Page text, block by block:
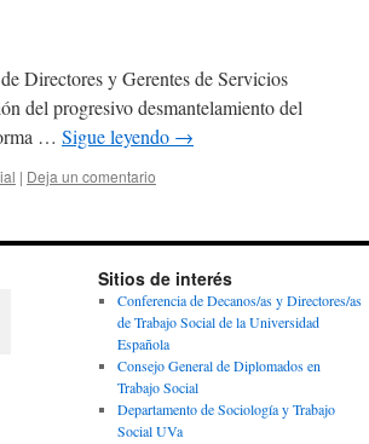
Directores y Gerentes de Servicios
del progresivo desmantelamiento del
… Sigue leyendo →
| Deja un comentario
Sitios de interés
Conferencia de Decanos/as y Directores/as
de Trabajo Social de la Universidad
Española
Consejo General de Diplomados en
Trabajo Social
Departamento de Sociología y Trabajo
Social UVa